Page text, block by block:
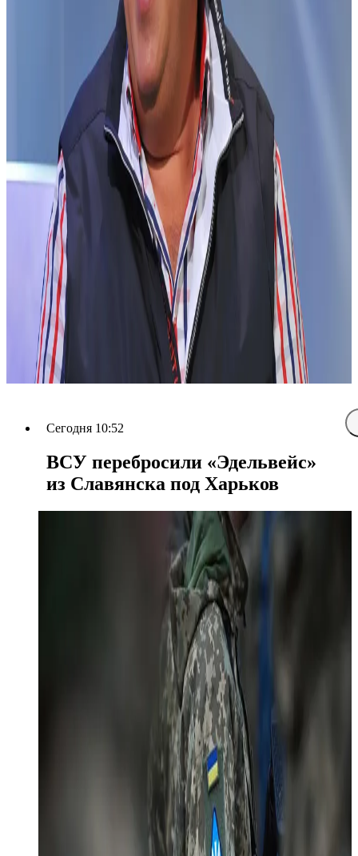
Сегодня 10:52
ВСУ перебросили «Эдельвейс»
из Славянска под Харьков